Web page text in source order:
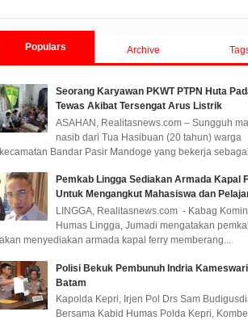
Populars Archive
Seorang Karyawan PKWT PTPN Huta
Tewas Akibat Tersengat Arus Listrik
ASAHAN, Realitasnews.com – Sungguh
nasib dari Tua Hasibuan (20 tahun) warga
kecamatan Bandar Pasir Mandoge yang bekerja sebagai
Pemkab Lingga Sediakan Armada Kapal
Untuk Mengangkut Mahasiswa dan
LINGGA, Realitasnews.com - Kabag
Humas Lingga, Jumadi mengatakan
akan menyediakan armada kapal ferry memberang...
Polisi Bekuk Pembunuh Indria
Batam
Kapolda Kepri, Irjen Pol Drs Sam
Bersama Kabid Humas Polda Kepri,